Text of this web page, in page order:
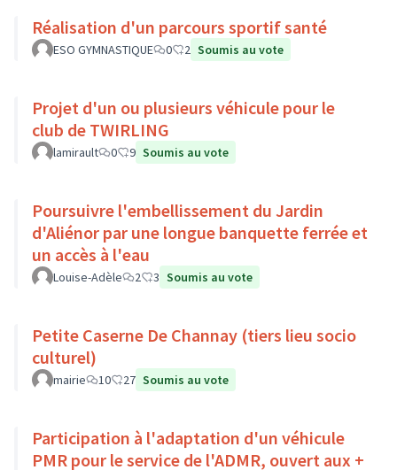
Réalisation d'un parcours sportif santé
ESO GYMNASTIQUE 0 2 Soumis au vote
Projet d'un ou plusieurs véhicule pour le
club de TWIRLING
lamirault 0 9 Soumis au vote
Poursuivre l'embellissement du Jardin
d'Aliénor par une longue banquette ferrée et
un accès à l'eau
Louise-Adèle 2 3 Soumis au vote
Petite Caserne De Channay (tiers lieu socio
culturel)
mairie 10 27 Soumis au vote
Participation à l'adaptation d'un véhicule
PMR pour le service de l'ADMR, ouvert aux +